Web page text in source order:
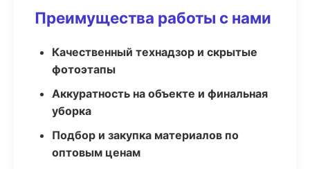
Преимущества работы с нами
Качественный технадзор и скрытые
фотоэтапы
Аккуратность на объекте и финальная
уборка
Подбор и закупка материалов по
оптовым ценам